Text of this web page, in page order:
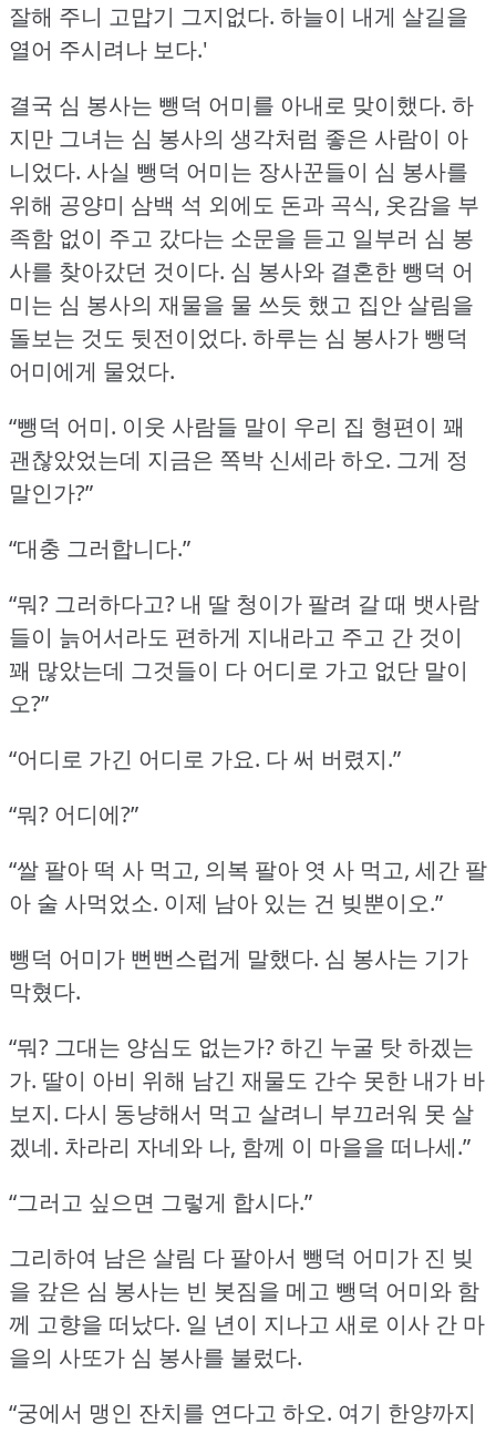
잘해 주니 고맙기 그지없다. 하늘이 내게 살길을
열어 주시려나 보다.'
결국 심 봉사는 뺑덕 어미를 아내로 맞이했다. 하
지만 그녀는 심 봉사의 생각처럼 좋은 사람이 아
니었다. 사실 뺑덕 어미는 장사꾼들이 심 봉사를
위해 공양미 삼백 석 외에도 돈과 곡식, 옷감을 부
족함 없이 주고 갔다는 소문을 듣고 일부러 심 봉
사를 찾아갔던 것이다. 심 봉사와 결혼한 뺑덕 어
미는 심 봉사의 재물을 물 쓰듯 했고 집안 살림을
돌보는 것도 뒷전이었다. 하루는 심 봉사가 뺑덕
어미에게 물었다.
“뺑덕 어미. 이웃 사람들 말이 우리 집 형편이 꽤
괜찮았었는데 지금은 쪽박 신세라 하오. 그게 정
말인가?”
“대충 그러합니다.”
“뭐? 그러하다고? 내 딸 청이가 팔려 갈 때 뱃사람
들이 늙어서라도 편하게 지내라고 주고 간 것이
꽤 많았는데 그것들이 다 어디로 가고 없단 말이
오?”
“어디로 가긴 어디로 가요. 다 써 버렸지.”
“뭐? 어디에?”
“쌀 팔아 떡 사 먹고, 의복 팔아 엿 사 먹고, 세간 팔
아 술 사먹었소. 이제 남아 있는 건 빚뿐이오.”
뺑덕 어미가 뻔뻔스럽게 말했다. 심 봉사는 기가
막혔다.
“뭐? 그대는 양심도 없는가?하긴 누굴 탓 하겠는
가. 딸이 아비 위해 남긴 재물도 간수 못한 내가 바
보지. 다시 동냥해서 먹고 살려니 부끄러워 못 살
겠네. 차라리 자네와 나, 함께 이 마을을 떠나세.”
“그러고 싶으면 그렇게 합시다.”
그리하여 남은 살림 다 팔아서 뺑덕 어미가 진 빚
을 갚은 심 봉사는 빈 봇짐을 메고 뺑덕 어미와 함
께 고향을 떠났다. 일 년이 지나고 새로 이사 간 마
을의 사또가 심 봉사를 불렀다.
“궁에서 맹인 잔치를 연다고 하오. 여기 한양까지